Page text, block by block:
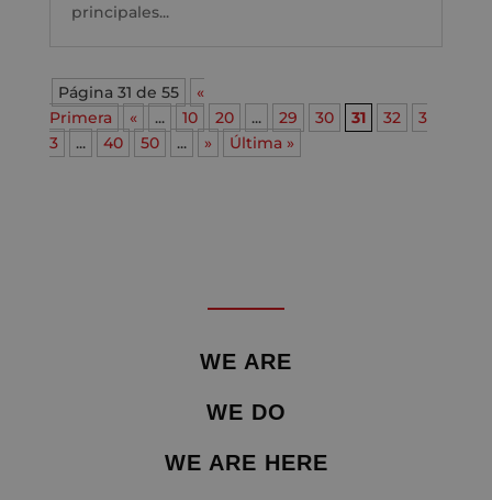
principales...
Página 31 de 55
«
Primera
« ... 10 20 ... 29 30 31 32
3
3
... 40 50 ... » Última »
WE ARE
WE DO
WE ARE HERE